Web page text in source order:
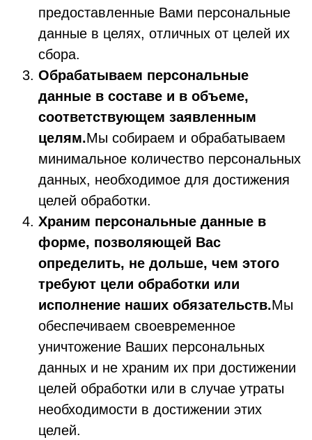
предоставленные Вами персональные
данные в целях, отличных от целей их
сбора.
Обрабатываем персональные
данные в составе и в объеме,
соответствующем заявленным
целям.Мы собираем и обрабатываем
минимальное количество персональных
данных, необходимое для достижения
целей обработки.
Храним персональные данные в
форме, позволяющей Вас
определить, не дольше, чем этого
требуют цели обработки или
исполнение наших обязательств.Мы
обеспечиваем своевременное
уничтожение Ваших персональных
данных и не храним их при достижении
целей обработки или в случае утраты
необходимости в достижении этих
целей.